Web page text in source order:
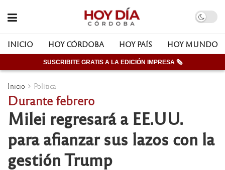
INICIO HOY CÓRDOBA HOY PAÍS HOY MUNDO
SUSCRIBITE GRATIS A LA EDICIÓN IMPRESA 🗞
Inicio Política
Durante febrero
Milei regresará a EE.UU.
para afianzar sus lazos con la
gestión Trump